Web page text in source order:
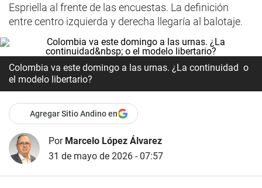
Espriella al frente de las encuestas. La definición
entre centro izquierda y derecha llegaría al balotaje.
Colombia va este domingo a las urnas. ¿La continuidad o
el modelo libertario?
Agregar Sitio Andino en
Por Marcelo López Álvarez
31 de mayo de 2026 - 07:57